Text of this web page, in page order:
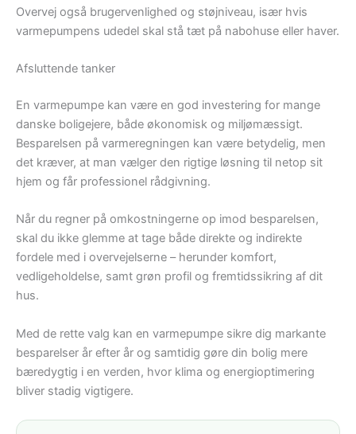
Overvej også brugervenlighed og støjniveau, især hvis
varmepumpens udedel skal stå tæt på nabohuse eller haver.
Afsluttende tanker
En varmepumpe kan være en god investering for mange
danske boligejere, både økonomisk og miljømæssigt.
Besparelsen på varmeregningen kan være betydelig, men
det kræver, at man vælger den rigtige løsning til netop sit
hjem og får professionel rådgivning.
Når du regner på omkostningerne op imod besparelsen,
skal du ikke glemme at tage både direkte og indirekte
fordele med i overvejelserne – herunder komfort,
vedligeholdelse, samt grøn profil og fremtidssikring af dit
hus.
Med de rette valg kan en varmepumpe sikre dig markante
besparelser år efter år og samtidig gøre din bolig mere
bæredygtig i en verden, hvor klima og energioptimering
bliver stadig vigtigere.